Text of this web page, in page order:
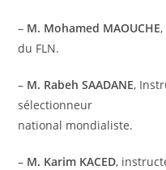
– M. Mohamed MAOUCHE
du FLN.
– M. Rabeh SAADANE,
sélectionneur
national mondialiste.
– M. Karim KACED,